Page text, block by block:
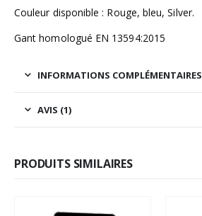
Couleur disponible : Rouge, bleu, Silver.
Gant homologué EN 13594:2015
INFORMATIONS COMPLÉMENTAIRES
AVIS (1)
PRODUITS SIMILAIRES